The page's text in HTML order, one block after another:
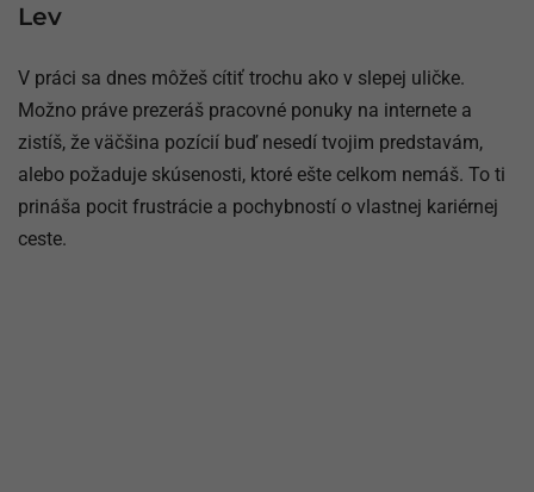
Lev
V práci sa dnes môžeš cítiť trochu ako v slepej uličke.
Možno práve prezeráš pracovné ponuky na internete a
zistíš, že väčšina pozícií buď nesedí tvojim predstavám,
alebo požaduje skúsenosti, ktoré ešte celkom nemáš. To ti
prináša pocit frustrácie a pochybností o vlastnej kariérnej
ceste.